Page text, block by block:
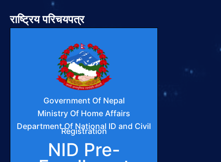
राष्ट्रिय परिचयपत्र